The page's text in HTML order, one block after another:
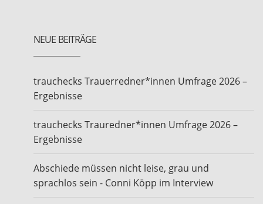
NEUE BEITRÄGE
trauchecks Trauerredner*innen Umfrage 2026 –
Ergebnisse
trauchecks Trauredner*innen Umfrage 2026 –
Ergebnisse
Abschiede müssen nicht leise, grau und
sprachlos sein - Conni Köpp im Interview